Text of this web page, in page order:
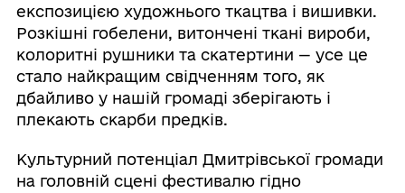
експозицією художнього ткацтва і вишивки.
Розкішні гобелени, витончені ткані вироби,
колоритні рушники та скатертини — усе це
стало найкращим свідченням того, як
дбайливо у нашій громаді зберігають і
плекають скарби предків.
Культурний потенціал Дмитрівської громади
на головній сцені фестивалю гідно